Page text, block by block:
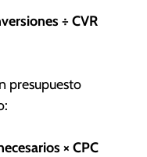
÷ CVR
presupuesto
× CPC